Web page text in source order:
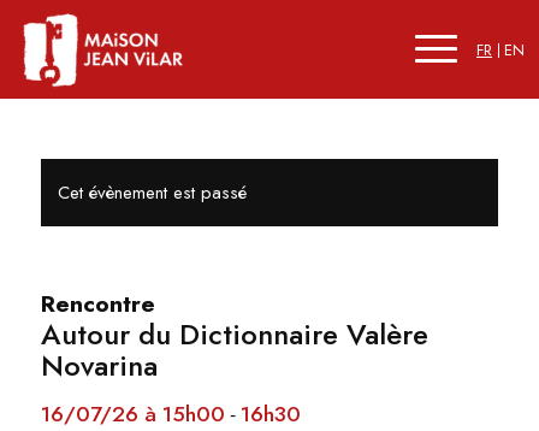
FR EN
Cet évènement est passé
Rencontre
Autour du Dictionnaire Valère
Novarina
16/07/26 à 15h00 - 16h30